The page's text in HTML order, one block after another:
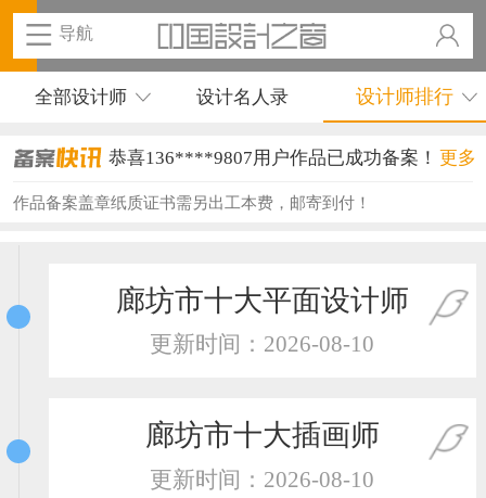
导航
全部设计师 设计名人录 设计师排行
恭喜136****9807用户作品已成功备案！
恭喜159****4930用户作品已成功备案！
恭喜131****2473用户作品已成功备案！
恭喜159****4201用户作品已成功备案！
恭喜131****1475用户作品已成功备案！
恭喜133****8874用户作品已成功备案！
更多
作品备案盖章纸质证书需另出工本费，邮寄到付！
廊坊市十大平面设计师
更新时间：2026-08-10
廊坊市十大插画师
更新时间：2026-08-10